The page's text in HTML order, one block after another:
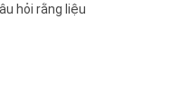
hỏi rằng liệu